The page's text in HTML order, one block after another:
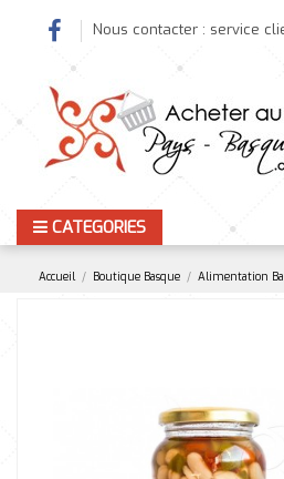
Nous contacter : service
CATEGORIES
Accueil Boutique Basque Alimentation